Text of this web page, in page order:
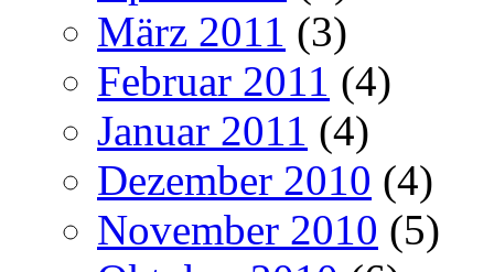
März 2011 (3)
Februar 2011 (4)
Januar 2011 (4)
Dezember 2010 (4)
November 2010 (5)